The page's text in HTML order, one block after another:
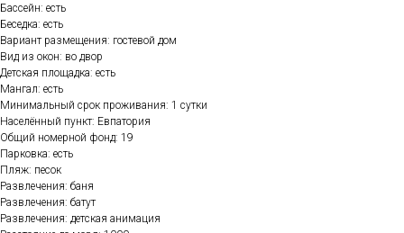
Бассейн: есть
Беседка: есть
Вариант размещения: гостевой дом
Вид из окон: во двор
Детская площадка: есть
Мангал: есть
Минимальный срок проживания: 1 сутки
Населённый пункт: Евпатория
Общий номерной фонд: 19
Парковка: есть
Пляж: песок
Развлечения: баня
Развлечения: батут
Развлечения: детская анимация